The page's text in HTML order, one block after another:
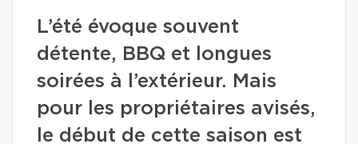
L’été évoque souvent
détente, BBQ et longues
soirées à l’extérieur. Mais
pour les propriétaires avisés,
le début de cette saison est